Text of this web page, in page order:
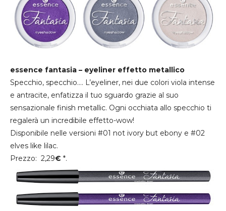
essence fantasia – eyeliner effetto metallico
Specchio, specchio…. L’eyeliner, nei due colori viola intense
e antracite, enfatizza il tuo sguardo grazie al suo
sensazionale finish metallic. Ogni occhiata allo specchio ti
regalerà un incredibile effetto-wow!
Disponibile nelle versioni #01 not ivory but ebony e #02
elves like lilac.
Prezzo: 2,29€ *.